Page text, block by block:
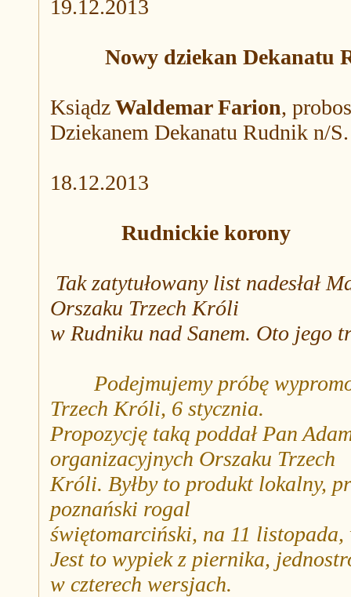
19.12.2013
Nowy dziekan Dekanatu
KsiądzWaldemar Farion,
Dziekanem Dekanatu Rudnik n/S.
18.12.2013
Rudnickie korony
Tak zatytułowany list nadesłał
Orszaku Trzech Króli
w Rudniku nad Sanem. Oto jego
Podejmujemy próbę
Trzech Króli, 6 stycznia.
Propozycję taką poddał Pan
organizacyjnych Orszaku Trzech
Króli. Byłby to produkt lokalny,
poznański rogal
świętomarciński, na 11
Jest to wypiek z piernika,
w czterech wersjach.